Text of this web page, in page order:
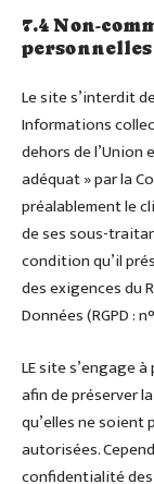
7.4 Non-
personnelles
Le site s’interdit
Informations
dehors de l’Union
adéquat » par la
préalablement le
de ses sous-
condition qu’il
des exigences du
Données (RGPD :
LE site s’engage
afin de préserver
qu’elles ne soient
autorisées.
confidentialité